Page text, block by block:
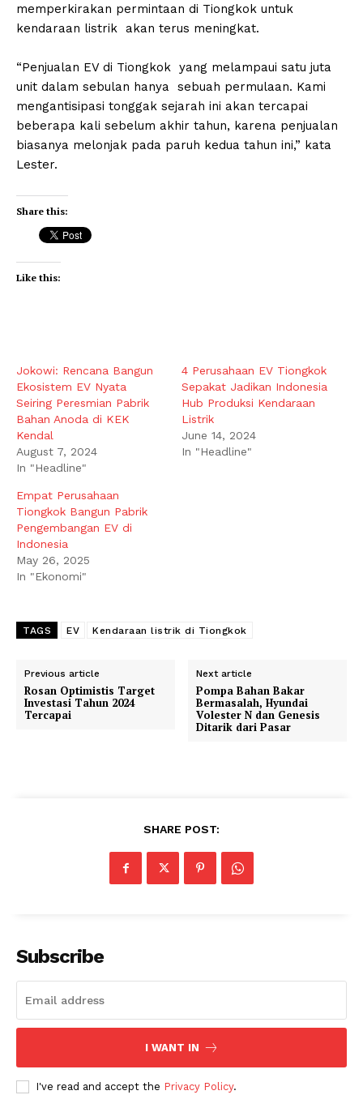
memperkirakan permintaan di Tiongkok untuk
kendaraan listrik akan terus meningkat.
“Penjualan EV di Tiongkok yang melampaui satu juta
unit dalam sebulan hanya sebuah permulaan. Kami
mengantisipasi tonggak sejarah ini akan tercapai
beberapa kali sebelum akhir tahun, karena penjualan
biasanya melonjak pada paruh kedua tahun ini,” kata
Lester.
Share this:
Like this:
Jokowi: Rencana Bangun
Ekosistem EV Nyata
Seiring Peresmian Pabrik
Bahan Anoda di KEK
Kendal
August 7, 2024
In "Headline"
4 Perusahaan EV Tiongkok
Sepakat Jadikan Indonesia
Hub Produksi Kendaraan
Listrik
June 14, 2024
In "Headline"
Empat Perusahaan
Tiongkok Bangun Pabrik
Pengembangan EV di
Indonesia
May 26, 2025
In "Ekonomi"
TAGS EV Kendaraan listrik di Tiongkok
Previous article
Rosan Optimistis Target
Investasi Tahun 2024
Tercapai
Next article
Pompa Bahan Bakar
Bermasalah, Hyundai
Volester N dan Genesis
Ditarik dari Pasar
SHARE POST:
Subscribe
I WANT IN
I've read and accept the Privacy Policy.